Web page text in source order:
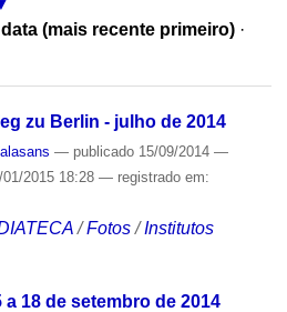
data (mais recente primeiro) ·
zu Berlin - julho de 2014
— publicado15/09/2014 —
2015 18:28 — registrado em:
/Fotos /Institutos
a 18 de setembro de 2014